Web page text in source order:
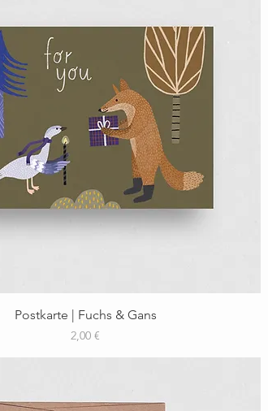
Schnellansicht
Postkarte | Fuchs & Gans
Preis
2,00 €